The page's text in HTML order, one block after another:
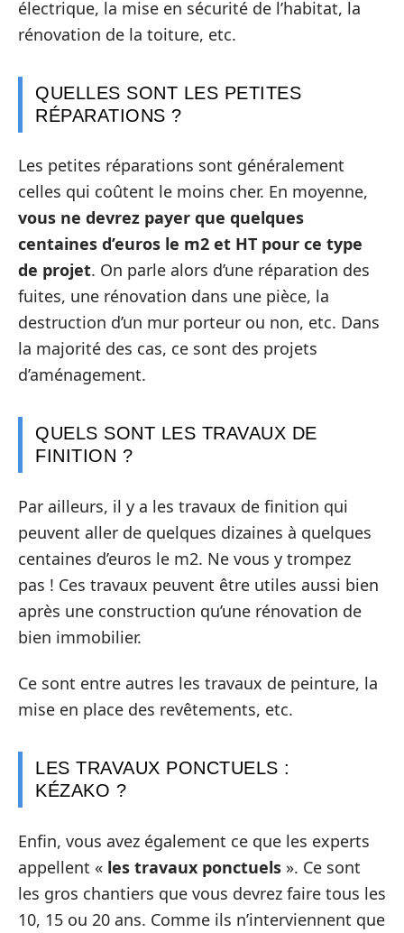
électrique, la mise en sécurité de l’habitat, la
rénovation de la toiture, etc.
QUELLES SONT LES PETITES
RÉPARATIONS ?
Les petites réparations sont généralement
celles qui coûtent le moins cher. En moyenne,
vous ne devrez payer que quelques
centaines d’euros le m2 et HT pour ce type
de projet. On parle alors d’une réparation des
fuites, une rénovation dans une pièce, la
destruction d’un mur porteur ou non, etc. Dans
la majorité des cas, ce sont des projets
d’aménagement.
QUELS SONT LES TRAVAUX DE
FINITION ?
Par ailleurs, il y a les travaux de finition qui
peuvent aller de quelques dizaines à quelques
centaines d’euros le m2. Ne vous y trompez
pas ! Ces travaux peuvent être utiles aussi bien
après une construction qu’une rénovation de
bien immobilier.
Ce sont entre autres les travaux de peinture, la
mise en place des revêtements, etc.
LES TRAVAUX PONCTUELS :
KÉZAKO ?
Enfin, vous avez également ce que les experts
appellent « les travaux ponctuels ». Ce sont
les gros chantiers que vous devrez faire tous les
10, 15 ou 20 ans. Comme ils n’interviennent que